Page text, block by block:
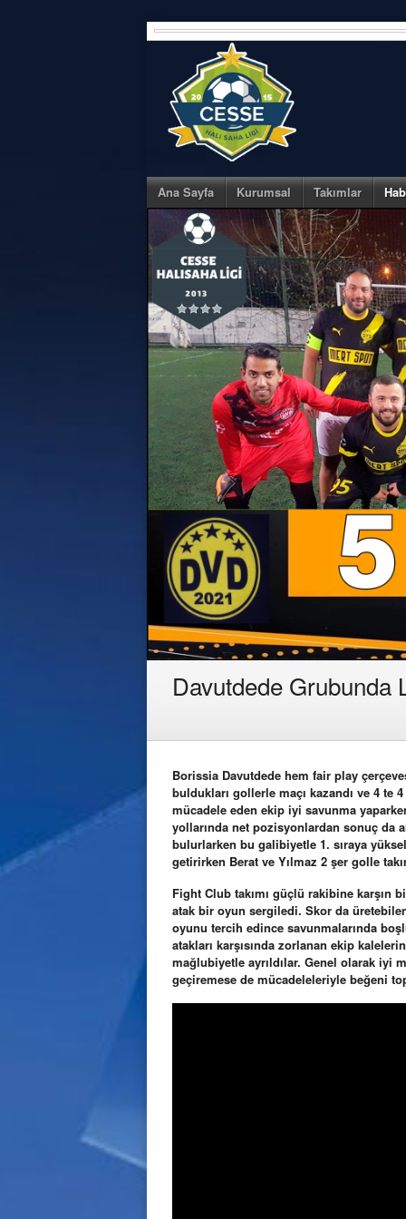
Skip
to
Ana Sayfa Kurumsal Takımlar
Davutdede Grubunda
Borissia Davutdede hem fair play
buldukları gollerle maçı kazandı ve 4
mücadele eden ekip iyi savunma
yollarında net pozisyonlardan sonuç da
bulurlarken bu galibiyetle 1. sıraya
getirirken Berat ve Yılmaz 2 şer golle
Fight Club takımı güçlü rakibine karşın
atak bir oyun sergiledi. Skor da
oyunu tercih edince savunmalarında
atakları karşısında zorlanan ekip
mağlubiyetle ayrıldılar. Genel olarak iyi
geçiremese de mücadeleleriyle beğeni